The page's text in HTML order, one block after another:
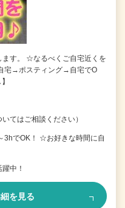
ます。 ☆なるべくご自宅近くを
宅→ポスティング→自宅でO
てはご相談ください）
3hでOK！ ☆お好きな時間に自
中！
を見る